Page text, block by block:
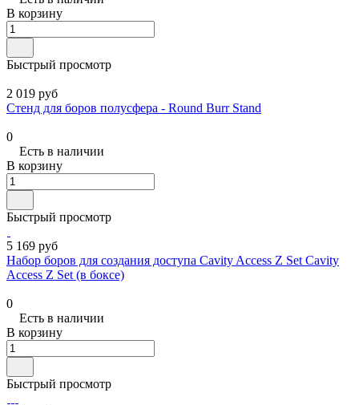
В корзину
Быстрый просмотр
2 019 руб
Стенд для боров полусфера - Round Burr Stand
0
Есть в наличии
В корзину
Быстрый просмотр
5 169 руб
Набор боров для создания доступа Cavity Access Z Set Cavity
Access Z Set (в боксе)
0
Есть в наличии
В корзину
Быстрый просмотр